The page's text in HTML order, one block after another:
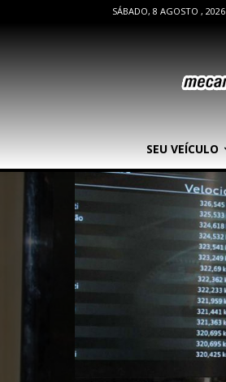
SÁBADO, 8 AGOSTO , 2026
SEU VEÍCULO